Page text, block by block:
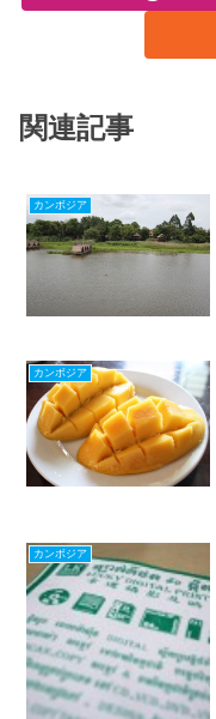
関連記事
カンボジア
カンボジア
カンボジア